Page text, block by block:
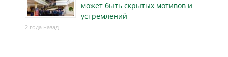
может быть скрытых мотивов и
устремлений
2 года назад